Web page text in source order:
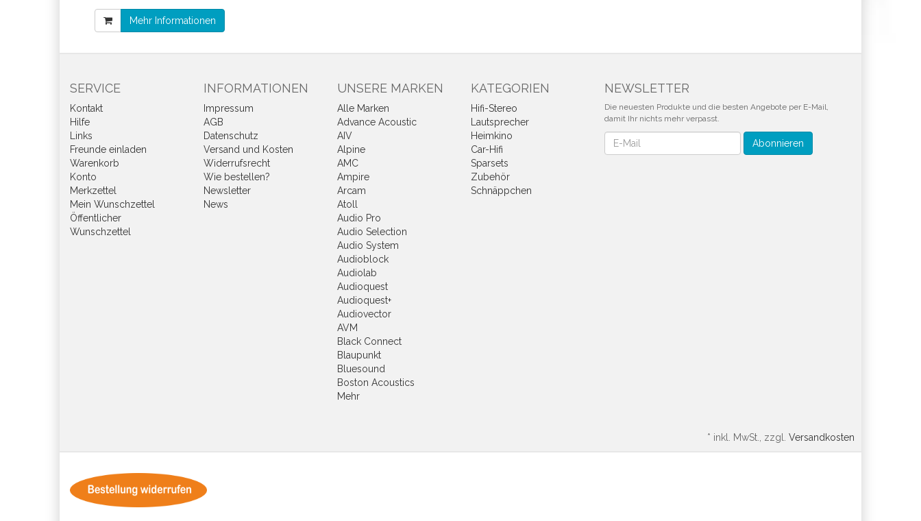
Mehr Informationen
SERVICE
Kontakt
Hilfe
Links
Freunde einladen
Warenkorb
Konto
Merkzettel
Mein Wunschzettel
Öffentlicher
Wunschzettel
INFORMATIONEN
Impressum
AGB
Datenschutz
Versand und Kosten
Widerrufsrecht
Wie bestellen?
Newsletter
News
UNSERE MARKEN
Alle Marken
Advance Acoustic
AIV
Alpine
AMC
Ampire
Arcam
Atoll
Audio Pro
Audio Selection
Audio System
Audioblock
Audiolab
Audioquest
Audioquest+
Audiovector
AVM
Black Connect
Blaupunkt
Bluesound
Boston Acoustics
Mehr
KATEGORIEN
Hifi-Stereo
Lautsprecher
Heimkino
Car-Hifi
Sparsets
Zubehör
Schnäppchen
NEWSLETTER
Die neuesten Produkte und die besten Angebote per E-Mail,
damit Ihr nichts mehr verpasst.
Newsletter Abonnieren
* inkl. MwSt., zzgl. Versandkosten